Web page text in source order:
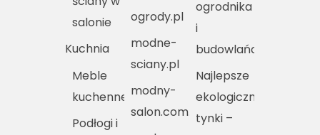
salonie
Kuchnia
Meble
kuchenne
Podłogi i
ogrody.pl
modne-
sciany.pl
modny-
salon.com.pl
ogrodnika
i
budowlańca
Najlepsze
ekologiczne
tynki –